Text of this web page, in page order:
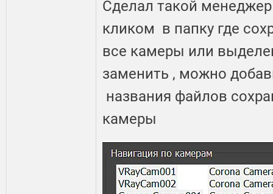
Сделал такой
кликом в папку где
все камеры или
заменить , можно
названия файлов
камеры